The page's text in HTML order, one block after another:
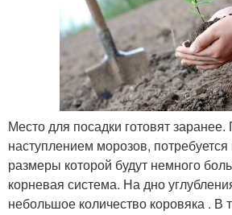
Место для посадки готовят
наступлением морозов,
размеры которой будут немного
корневая система. На дно
небольшое количество коровяка . В